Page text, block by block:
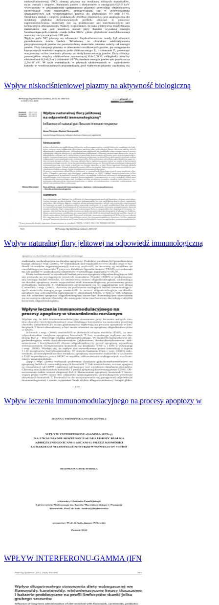
Wpływ niskociśnieniowej plazmy na aktywność biologiczną
Wpływ naturalnej flory jelitowej na odpowiedź immunologiczną
Wpływ leczenia immunomodulacyjnego na procesy apoptozy w
WPŁYW INTERFERONU-GAMMA (IFN